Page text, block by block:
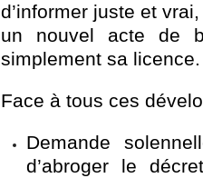
d’informer juste et
un nouvel acte de
simplement sa licence.
Face à tous ces
Demande
d’abroger le